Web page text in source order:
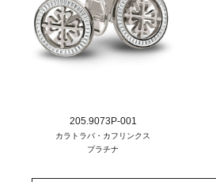
205.9073P-001
カラトラバ・カフリンクス
プラチナ